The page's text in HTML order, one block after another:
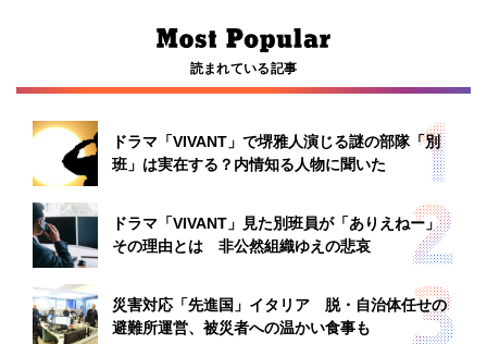
読まれている記事
ドラマ「VIVANT」で堺雅人演じる謎の部隊「別
班」は実在する？内情知る人物に聞いた
ドラマ「VIVANT」見た別班員が「ありえねー」
その理由とは 非公然組織ゆえの悲哀
災害対応「先進国」イタリア 脱・自治体任せの
避難所運営、被災者への温かい食事も